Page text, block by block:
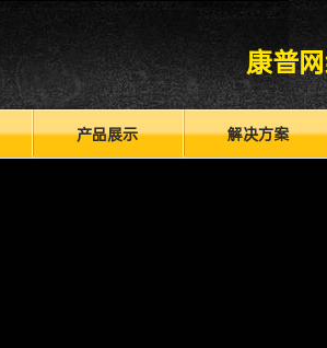
康普
产品展示 解决方案